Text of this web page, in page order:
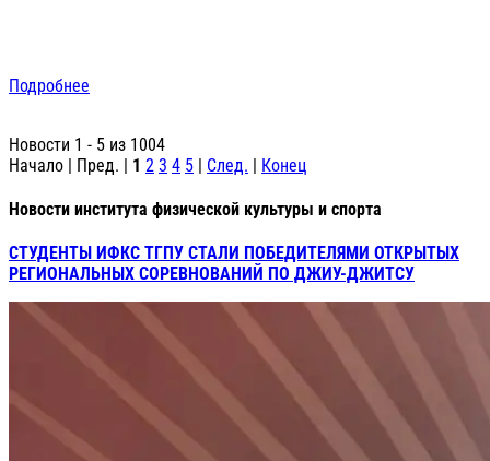
Подробнее
Новости 1 - 5 из 1004
Начало | Пред. | 1 2 3 4 5 | След. | Конец
Новости института физической культуры и спорта
СТУДЕНТЫ ИФКС ТГПУ СТАЛИ ПОБЕДИТЕЛЯМИ ОТКРЫТЫХ
РЕГИОНАЛЬНЫХ СОРЕВНОВАНИЙ ПО ДЖИУ-ДЖИТСУ